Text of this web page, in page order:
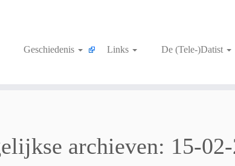
Geschiedenis Links De (Tele-)Datist
archieven: 15-